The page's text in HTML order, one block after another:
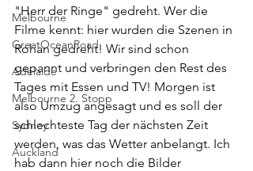
Melbourne
GreatOceanRoad
Adelaide
Melbourne 2. Stopp
Sydney
Auckland
"Herr der Ringe" gedreht. Wer die
Filme kennt: hier wurden die Szenen in
Rohan gedreht! Wir sind schon
gepannt und verbringen den Rest des
Tages mit Essen und TV! Morgen ist
also Umzug angesagt und es soll der
schlechteste Tag der nächsten Zeit
werden, was das Wetter anbelangt. Ich
hab dann hier noch die Bilder